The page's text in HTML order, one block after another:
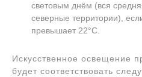
световым днём (вся
северные территории),
превышает 22°C.
Искусственное освещение
будет соответствовать